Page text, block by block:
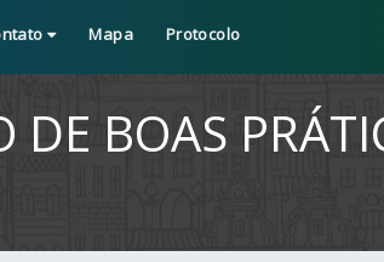
Mapa Protocolo
DE BOAS